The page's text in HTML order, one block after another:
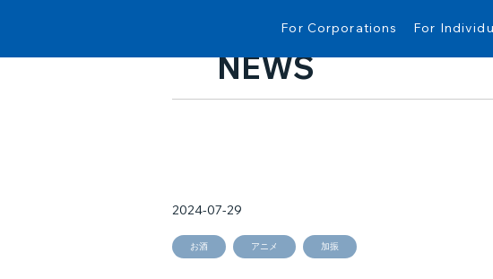
For Corporations For
NEWS
お酒 アニメ 加振
2024-07-29